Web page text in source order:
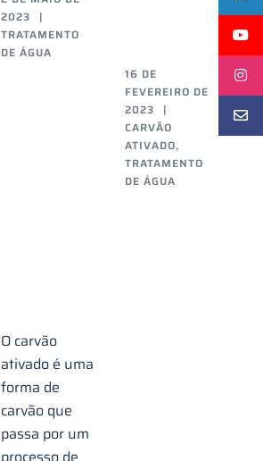
2023
TRATAMENTO
DE ÁGUA
Benefícios
O carvão
ativado é uma
forma de
carvão que
passa por um
16 DE
FEVEREIRO DE
2023
CARVÃO
ATIVADO,
TRATAMENTO
DE ÁGUA